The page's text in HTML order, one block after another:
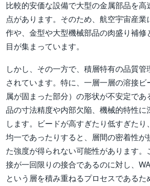
比較的安価な設備で大型の金属部品を高
点があります。そのため、航空宇宙産
作や、金型や大型機械部品の肉盛り補修
目が集まっています。
しかし、その一方で、積層特有の品質
されています。特に、一層一層の溶接ビ
属が固まった部分）の形状が不安定であ
品の寸法精度や内部欠陥、機械的特性に
します。ビードが高すぎたり低すぎたり
均一であったりすると、層間の密着性が
た強度が得られない可能性があります。
接が一回限りの接合であるのに対し、
という層を積み重ねるプロセスである